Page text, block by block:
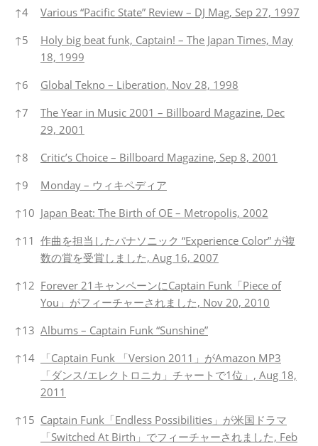
↑4
Various “Pacific State” Review – DJ Mag, Sep 27, 1997
↑5
Holy big beat funk, Captain! – The Japan Times, May
18, 1999
↑6
Global Tekno – Liberation, Nov 28, 1998
↑7
The Year in Music 2001 – Billboard Magazine, Dec
29, 2001
↑8
Critic’s Choice – Billboard Magazine, Sep 8, 2001
↑9
Monday – ウィキペディア
↑10 Japan Beat: The Birth of OE – Metropolis, 2002
↑11 作曲を担当したパナソニック “Experience Color” が複
数の賞を受賞しました, Aug 16, 2007
↑12 Forever 21キャンペーンにCaptain Funk「Piece of
You」がフィーチャーされました, Nov 20, 2010
↑13 Albums – Captain Funk “Sunshine”
↑14
「Captain Funk 「Version 2011」がAmazon MP3
「ダンス/エレクトロニカ」チャートで1位」, Aug 18,
2011
↑15 Captain Funk「Endless Possibilities」が米国ドラマ
「Switched At Birth」でフィーチャーされました, Feb